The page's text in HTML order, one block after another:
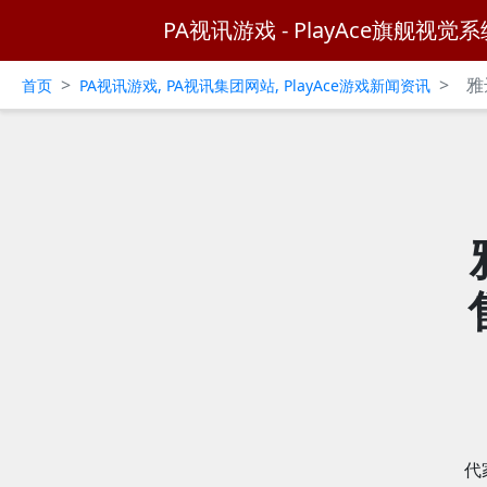
PA视讯游戏 - PlayAce旗舰视觉系
首页 > PA视讯游戏, PA视讯集团网站, PlayAce游戏新闻资讯 >
代